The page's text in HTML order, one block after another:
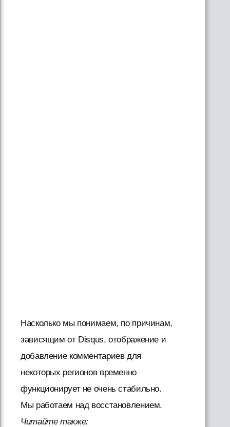
Насколько мы понимаем, по причинам,
зависящим от Disqus, отображение и
добавление комментариев для
некоторых регионов временно
функционирует не очень стабильно.
Мы работаем над восстановлением.
Читайте также: